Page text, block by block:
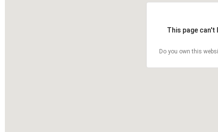
This page
Do you own this